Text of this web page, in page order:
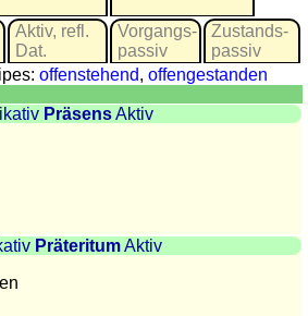
Aktiv, refl.
Dat.
Vorgangs­
passiv
Zustands­
passiv
offenstehend, offengestanden
PräsensAktiv
PräteritumAktiv